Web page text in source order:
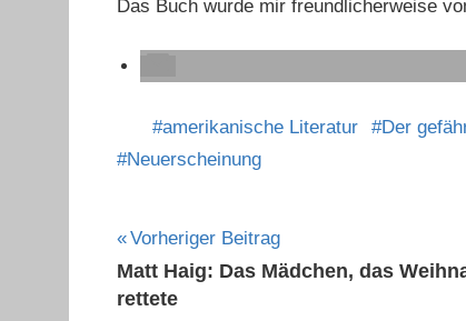
Das Buch wurde mir freundlicherweise
amerikanische Literatur Der
Neuerscheinung
Beitragsnavigation
Vorheriger Beitrag
Matt Haig: Das Mädchen, das
rettete